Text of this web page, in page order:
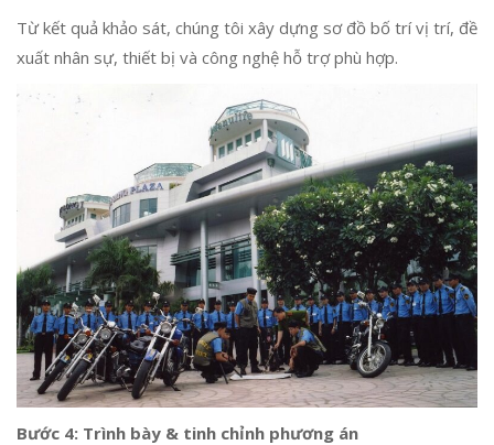
Từ kết quả khảo sát, chúng tôi xây dựng sơ đồ bố trí vị trí, đề
xuất nhân sự, thiết bị và công nghệ hỗ trợ phù hợp.
Bước 4: Trình bày & tinh chỉnh phương án